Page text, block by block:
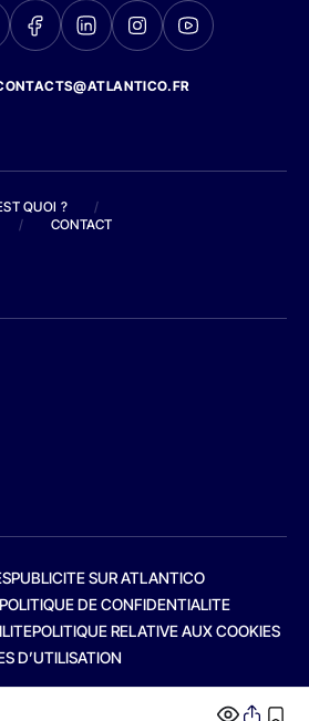
QUOI ?
/
/ CONTACT
PUBLICITE SUR ATLANTICO
POLITIQUE DE CONFIDENTIALITE
POLITIQUE RELATIVE AUX COOKIES
D’UTILISATION